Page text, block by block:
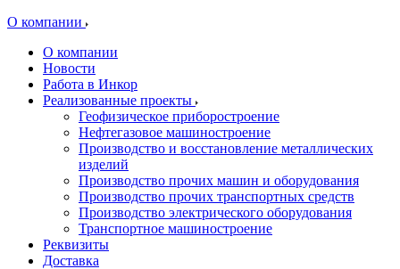
О компании
О компании
Новости
Работа в Инкор
Реализованные проекты
Геофизическое приборостроение
Нефтегазовое машиностроение
Производство и восстановление металлических
изделий
Производство прочих машин и оборудования
Производство прочих транспортных средств
Производство электрического оборудования
Транспортное машиностроение
Реквизиты
Доставка